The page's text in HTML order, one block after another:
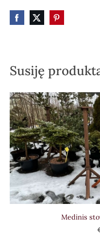
Susiję
Medinis